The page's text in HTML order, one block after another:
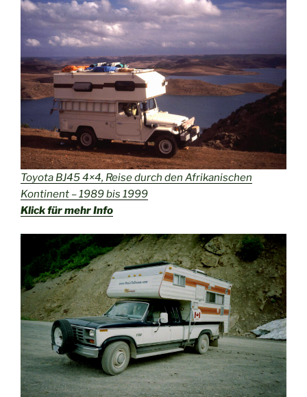
Toyota BJ45 4×4, Reise durch den Afrikanischen
Kontinent – 1989 bis 1999
Klick für mehr Info